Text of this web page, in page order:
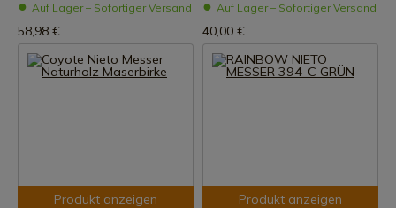
Auf Lager – Sofortiger Versand
58,98 €
Auf Lager – Sofortiger Versand
40,00 €
Produkt anzeigen Produkt anzeigen